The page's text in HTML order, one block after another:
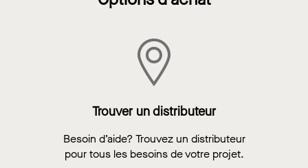
Trouver un distributeur
Besoin d’aide? Trouvez un distributeur
pour tous les besoins de votre projet.